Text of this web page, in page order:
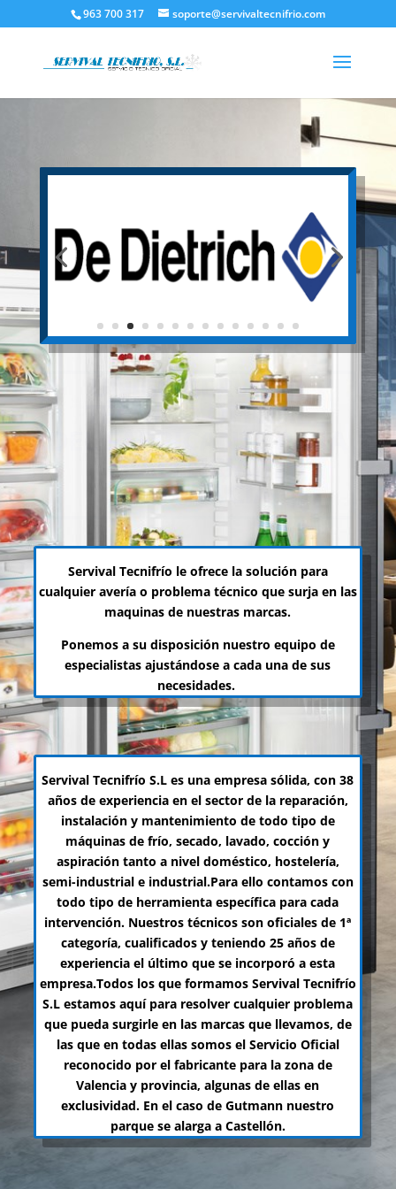
963 700 317 soporte@servivaltecnifrio.com
ÚNICO SERVICIO
TÉCNICO OFICIAL
DEL FABRICANTE PARA
VALENCIA Y
PROVINCIA
Servival Tecnifrío le ofrece la solución para
cualquier avería o problema técnico que surja en las
maquinas de nuestras marcas.
Ponemos a su disposición nuestro equipo de
especialistas ajustándose a cada una de sus
necesidades.
Servival Tecnifrío S.L es una empresa sólida, con 38
años de experiencia en el sector de la reparación,
instalación y mantenimiento de todo tipo de
máquinas de frío, secado, lavado, cocción y
aspiración tanto a nivel doméstico, hostelería,
semi-industrial e industrial.Para ello contamos con
todo tipo de herramienta específica para cada
intervención. Nuestros técnicos son oficiales de 1ª
categoría, cualificados y teniendo 25 años de
experiencia el último que se incorporó a esta
empresa.Todos los que formamos Servival Tecnifrío
S.L estamos aquí para resolver cualquier problema
que pueda surgirle en las marcas que llevamos, de
las que en todas ellas somos el Servicio Oficial
reconocido por el fabricante para la zona de
Valencia y provincia, algunas de ellas en
exclusividad. En el caso de Gutmann nuestro
parque se alarga a Castellón.